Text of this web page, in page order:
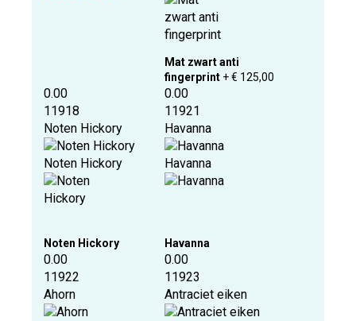
Mat zwart anti
fingerprint + € 125,00
0.00
11918
Noten Hickory
Noten Hickory
Noten Hickory
0.00
11921
Havanna
Havanna
Havanna
0.00
11922
Ahorn
0.00
11923
Antraciet eiken